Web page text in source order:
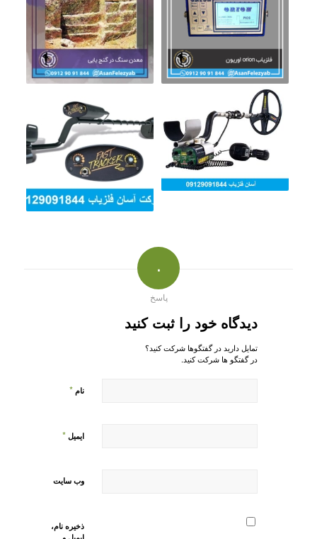
۰
پاسخ
دیدگاه خود را ثبت کنید
تمایل دارید در گفتگوها شرکت کنید؟
در گفتگو ها شرکت کنید.
نام *
ایمیل *
وب‌ سایت
ذخیره نام،